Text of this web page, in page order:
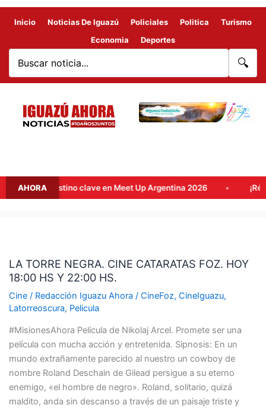
Inicio Noticias De Iguazú Policiales Politica
Turismo
Economia
Deportes
🔍
AHORA
como destino clave en Meet Up Argentina 2026 ¡Récord
LA TORRE NEGRA. CINE CATARATAS FOZ. HOY
18:00 HS Y 22:00 HS.
Cine/ Redacción Iguazu Ahora / CineFoz, CineIguazu,
Latorreoscura, Pelicula
#MisionesAhora Película de Nikolaj Arcel. Promete ser una
película con mucha acción y entretenida. Sipnosis: En un
mundo extrañamente parecido al nuestro un cowboy de
nombre Roland Deschain de Gilead persigue a su eterno
enemigo, «el hombre de negro». Roland, solitario, quizá
maldito, anda sin descanso a través de un paisaje triste y
NEGRA.
CINE
CATARATAS
FOZ.
18:00
HS
Y
22:00
HS.